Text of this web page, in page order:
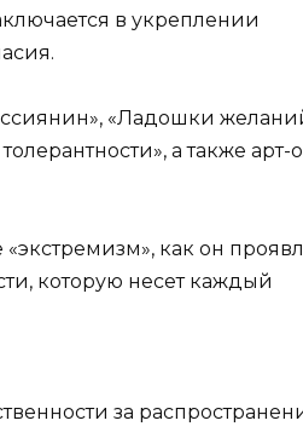
в укреплении
«Ладошки
а также арт-
как он
которую несет каждый
за